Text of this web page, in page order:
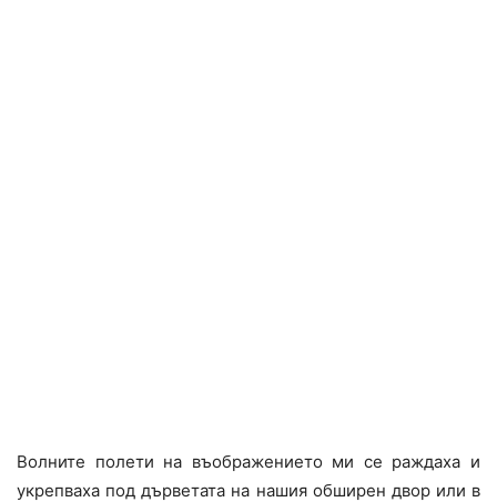
Волните полети на въображението ми се раждаха и
укрепваха под дърветата на нашия обширен двор или в